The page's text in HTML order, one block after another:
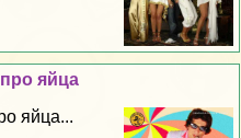
яйца
яйца...